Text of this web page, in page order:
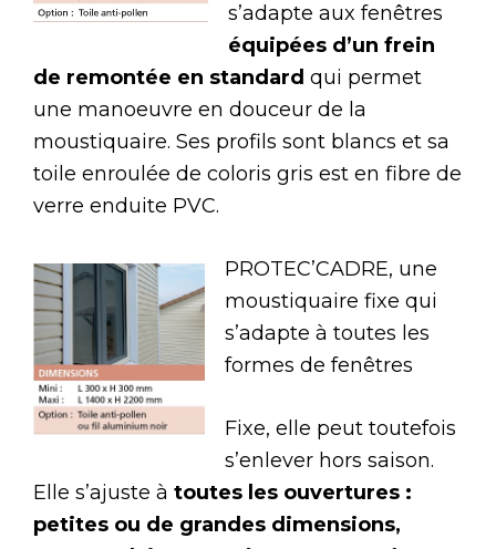
s’adapte aux fenêtres
équipées d’un frein
de remontée en standard qui permet
une manoeuvre en douceur de la
moustiquaire. Ses profils sont blancs et sa
toile enroulée de coloris gris est en fibre de
verre enduite PVC.
PROTEC’CADRE, une
moustiquaire fixe qui
s’adapte à toutes les
formes de fenêtres
Fixe, elle peut toutefois
s’enlever hors saison.
Elle s’ajuste à toutes les ouvertures :
petites ou de grandes dimensions,